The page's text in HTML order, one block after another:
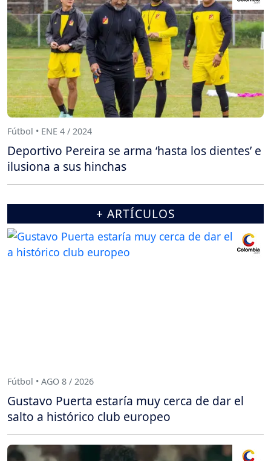
Fútbol • ENE 4 / 2024
Deportivo Pereira se arma ‘hasta los dientes’ e
ilusiona a sus hinchas
+ ARTÍCULOS
Fútbol • AGO 8 / 2026
Gustavo Puerta estaría muy cerca de dar el
salto a histórico club europeo